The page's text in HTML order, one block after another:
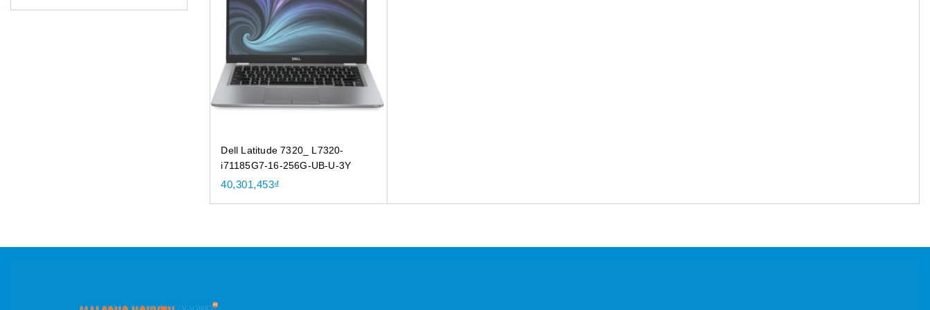
Dell Latitude 7320_ L7320-
i71185G7-16-256G-UB-U-3Y
40,301,453₫